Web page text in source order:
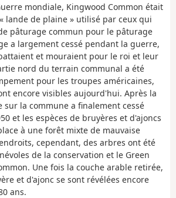
mondiale, Kingwood Common était
lande de plaine » utilisé par ceux qui
pâturage commun pour le pâturage
a largement cessé pendant la guerre,
et mouraient pour le roi et leur
nord du terrain communal a été
pour les troupes américaines,
encore visibles aujourd'hui. Après la
la commune a finalement cessé
et les espèces de bruyères et d'ajoncs
à une forêt mixte de mauvaise
cependant, des arbres ont été
de la conservation et le Green
Une fois la couche arable retirée,
et d'ajonc se sont révélées encore
ans.